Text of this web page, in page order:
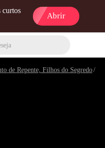
curtos
Abrir
de Repente, Filhos do Segredo/